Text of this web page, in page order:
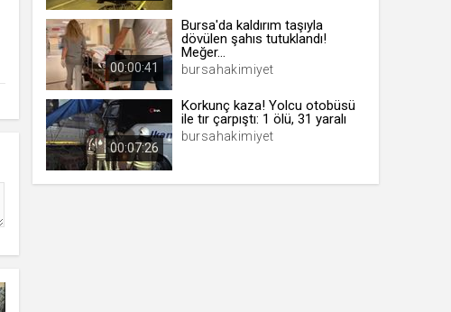
00:00:41
Bursa'da kaldırım taşıyla
dövülen şahıs tutuklandı!
Meğer...
bursahakimiyet
00:07:26
Korkunç kaza! Yolcu otobüsü
ile tır çarpıştı: 1 ölü, 31 yaralı
bursahakimiyet